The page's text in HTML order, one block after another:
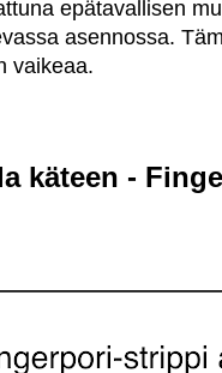
epätavallisen
asennossa.
vaikeaa.
käteen -